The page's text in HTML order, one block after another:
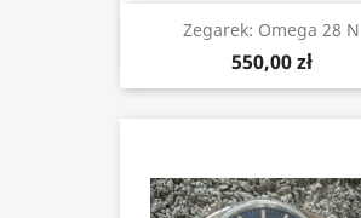
Zegarek: Omega 28 N
550,00 zł